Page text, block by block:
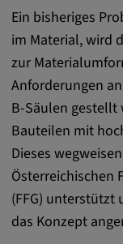
Ein bisheriges
im Material, wird
zur
Anforderungen
B-Säulen
Bauteilen mit
Dieses
Österreichischen
(FFG) unterstützt
das Konzept
Anbieter:
Mit
und
Cookie
Youtube